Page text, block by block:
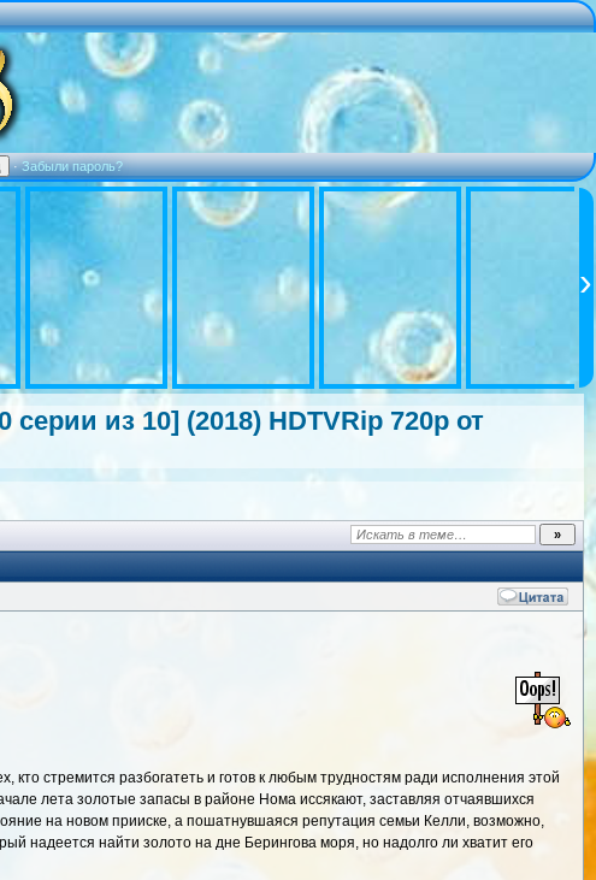
·Забыли пароль?
из 10] (2018) HDTVRip 720p от
стремится разбогатеть и готов к любым трудностям ради исполнения этой
лета золотые запасы в районе Нома иссякают, заставляя отчаявшихся
на новом прииске, а пошатнувшаяся репутация семьи Келли, возможно,
надеется найти золото на дне Берингова моря, но надолго ли хватит его